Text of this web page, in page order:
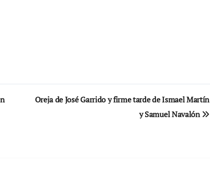
Oreja de José Garrido y firme tarde de Ismael Martín
y Samuel Navalón